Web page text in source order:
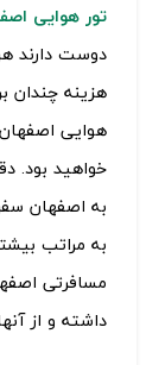
تور هوایی
دوست دارند
هزینه چندان
هوایی اصفهان
خواهید بود.
به اصفهان
به مراتب
مسافرتی
داشته و از